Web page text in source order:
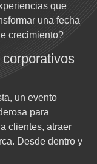
que
una fecha
crecimiento?
un evento
para
clientes, atraer
Desde dentro y